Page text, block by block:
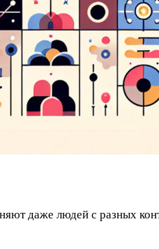
даже людей с разных